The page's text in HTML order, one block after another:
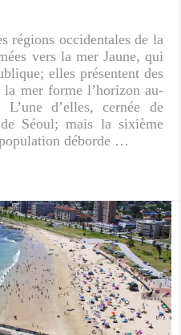
régions occidentales de la
vers la mer Jaune, qui
elles présentent des
la mer forme l’horizon au-
d’elles, cernée de
Séoul; mais la sixième
déborde …